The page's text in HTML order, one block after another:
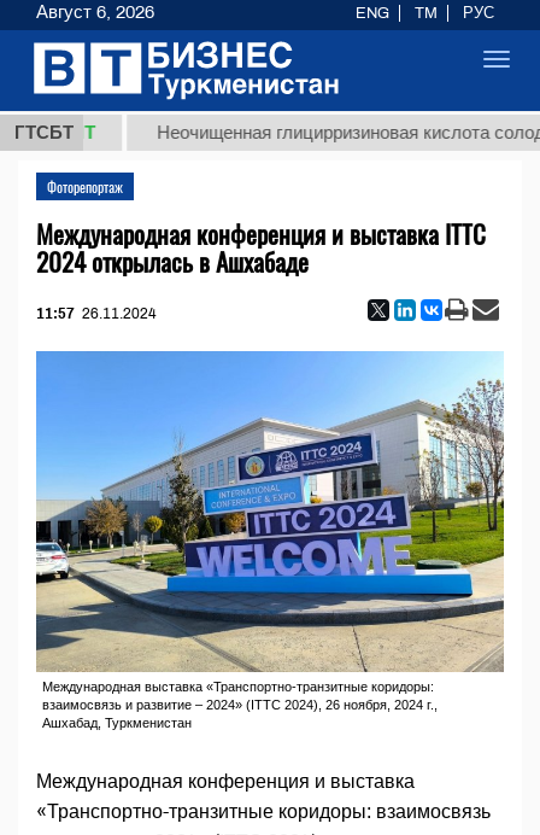
ГТСБТ Неочищенная глицирризиновая кислота солодкового
Фоторепортаж
Международная конференция и выставка ITTC
2024 открылась в Ашхабаде
11:57 26.11.2024
Международная выставка «Транспортно-транзитные коридоры:
взаимосвязь и развитие – 2024» (ITTC 2024), 26 ноября, 2024 г.,
Ашхабад, Туркменистан
Международная конференция и выставка
«Транспортно-транзитные коридоры: взаимосвязь
Август 6, 2026 ENG TM РУС